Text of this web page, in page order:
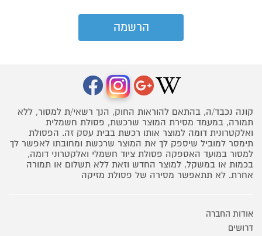
קונה נכבד/ה, בהתאם להוראות החוק, הנך רשאי/ת למסור, ללא
תמורה, במעמד מסירת המוצר שרכשת, פסולת חשמלית
ואלקטרונית דומה למוצר אותו רכשת בבית עסק זה. הפסולת
תימסר למוביל שיספק לך את המוצר שרכשת ומחובתו לאפשר לך
למסור במועד האספקה פסולת ציוד חשמלי ואלקטרוני דומה,
בכמות או במשקל, למוצר החדש וזאת ללא תשלום או תמורה
אחרת. לא תתאפשר מסירה של פסולת מזיקה
אודות החברה
דרושים